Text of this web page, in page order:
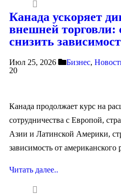
Канада ускоряет
внешней торговли:
снизить
Июл 25, 2026 Бизнес,
20
Канада продолжает курс на
сотрудничества с Европой,
Азии и Латинской Америки,
зависимость от американского
Читать далее..